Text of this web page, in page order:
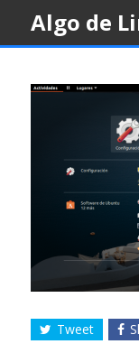
content
Algo de
Tweet